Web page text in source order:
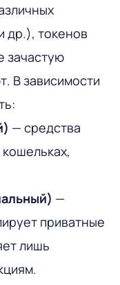
др.), токенов
зачастую
В зависимости
— средства
—
приватные
лишь